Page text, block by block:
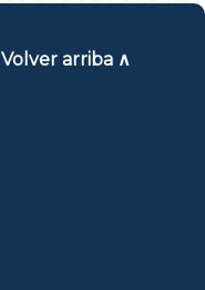
Volver arriba ∧